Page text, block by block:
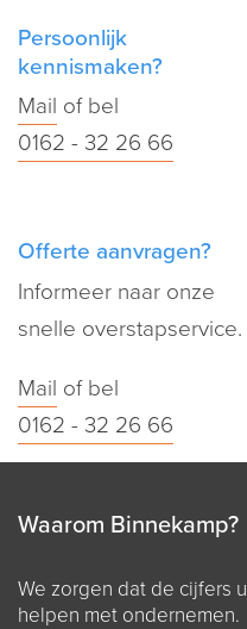
Persoonlijk
kennismaken?
Mail of bel
0162 - 32 26 66
Offerte aanvragen?
Informeer naar onze
snelle overstapservice.
Mail of bel
0162 - 32 26 66
Waarom Binnekamp?
We zorgen dat de cijfers u
helpen met ondernemen.